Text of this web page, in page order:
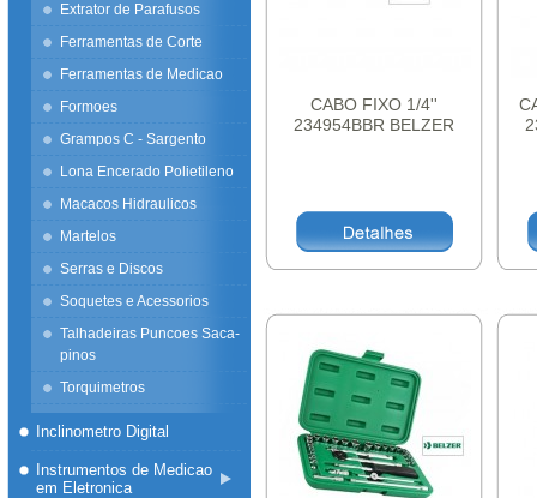
Extrator de Parafusos
Ferramentas de Corte
Ferramentas de Medicao
Formoes
Grampos C - Sargento
Lona Encerado Polietileno
Macacos Hidraulicos
Martelos
Serras e Discos
Soquetes e Acessorios
Talhadeiras Puncoes Saca-
pinos
Torquimetros
Inclinometro Digital
Instrumentos de Medicao
em Eletronica
CABO FIXO 1/4''
234954BBR BELZER